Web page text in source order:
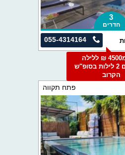
3
חדרים
055-4314164
החל מ4500 ₪ ללילה
למזמינים 2 לילות בסופ"ש
הקרוב
פתח תקווה